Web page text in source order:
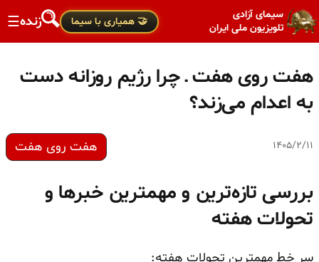
سیمای آزادی
تلویزیون ملی ایران
🤝 همیاری با سیما زنده☰
هفت روی هفت ـ چرا رژیم روزانه دست
به اعدام‌ می‌زند؟
۱۴۰۵/۲/۱۱ هفت روی هفت
بررسی تازه‌ترین و مهمترین خبرها و
تحولات هفته
سر خط مهمترین تحولات هفته: